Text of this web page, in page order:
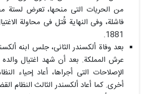
من الحریات التی منحها، تعرض لستة
فاشلة، وفی النهایة قُتل فی محاولة
1881.
بعد وفاة ألکسندر الثانی، جلس ابنه
عرش المملکة. بعد أن شهد اغتیال
الإصلاحات التی أجراها، أعاد إحیاء
أخرى. کما أعاد ألکسندر الثالث النظام